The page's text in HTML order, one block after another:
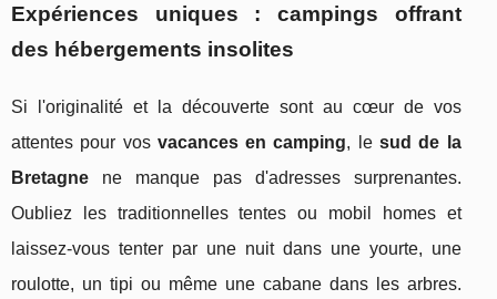
Expériences uniques : campings offrant
des hébergements insolites
Si l'originalité et la découverte sont au cœur de vos
attentes pour vos vacances en camping, lesud de la
Bretagne ne manque pas d'adresses surprenantes.
Oubliez les traditionnelles tentes ou mobil homes et
laissez-vous tenter par une nuit dans une yourte, une
roulotte, un tipi ou même une cabane dans les arbres.